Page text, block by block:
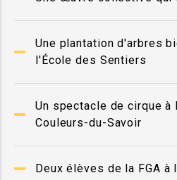
Une plantation d'arbres
l'École des Sentiers
Un spectacle de cirque à
Couleurs-du-Savoir
Deux élèves de la FGA